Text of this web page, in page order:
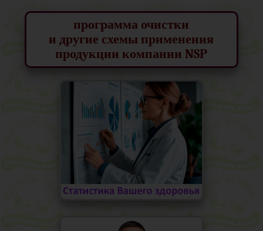
программа очистки
и другие схемы применения
продукции компании NSP